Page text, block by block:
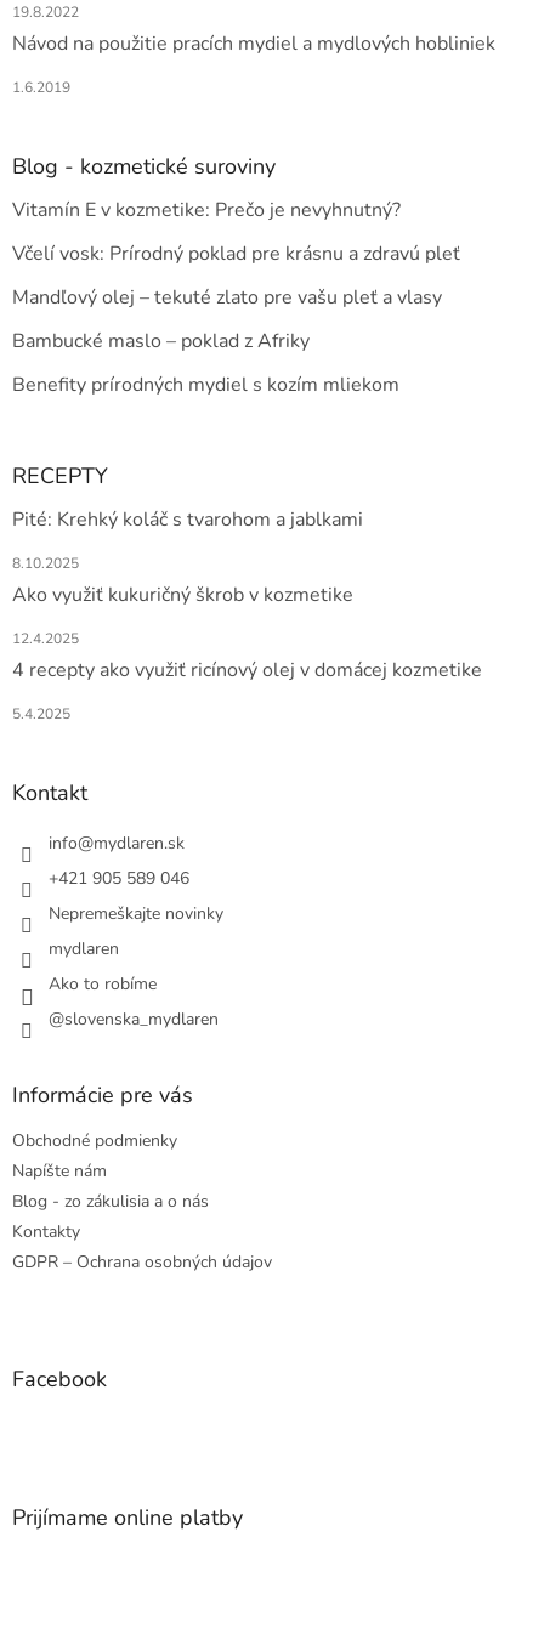
19.8.2022
Návod na použitie pracích mydiel a mydlových hobliniek
1.6.2019
Blog - kozmetické suroviny
Vitamín E v kozmetike: Prečo je nevyhnutný?
Včelí vosk: Prírodný poklad pre krásnu a zdravú pleť
Mandľový olej – tekuté zlato pre vašu pleť a vlasy
Bambucké maslo – poklad z Afriky
Benefity prírodných mydiel s kozím mliekom
RECEPTY
Pité: Krehký koláč s tvarohom a jablkami
8.10.2025
Ako využiť kukuričný škrob v kozmetike
12.4.2025
4 recepty ako využiť ricínový olej v domácej kozmetike
5.4.2025
Kontakt
info@mydlaren.sk
+421 905 589 046
Nepremeškajte novinky
mydlaren
Ako to robíme
@slovenska_mydlaren
Informácie pre vás
Obchodné podmienky
Napíšte nám
Blog - zo zákulisia a o nás
Kontakty
GDPR – Ochrana osobných údajov
Facebook
Prijímame online platby